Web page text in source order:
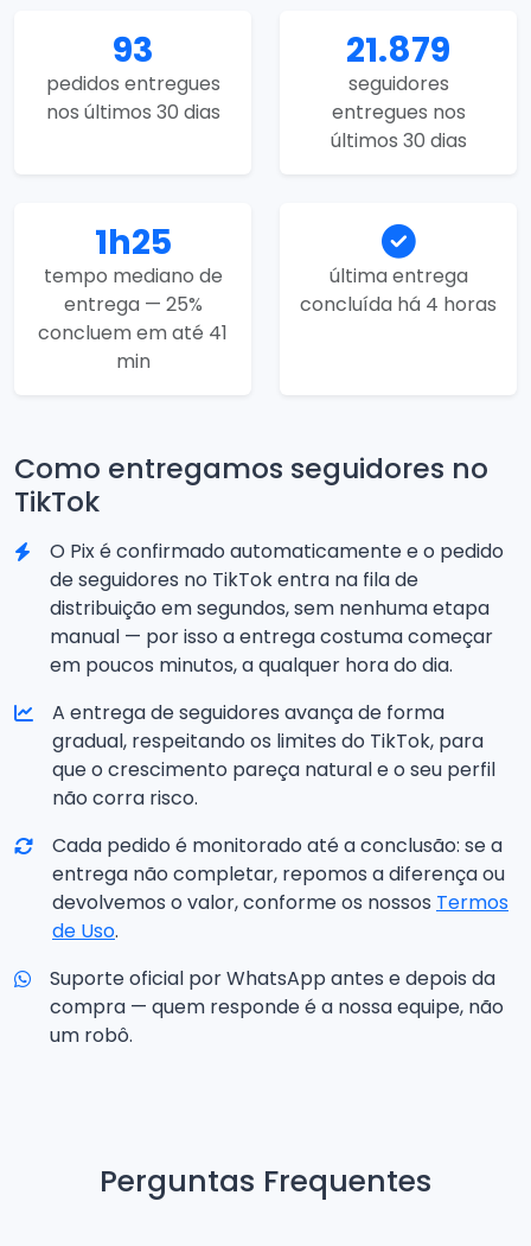
93
pedidos entregues
nos últimos 30 dias
21.879
seguidores
entregues nos
últimos 30 dias
1h25
tempo mediano de
entrega — 25%
concluem em até 41
min
última entrega
concluída há 4 horas
Como entregamos seguidores no
TikTok
O Pix é confirmado automaticamente e o pedido
de seguidores no TikTok entra na fila de
distribuição em segundos, sem nenhuma etapa
manual — por isso a entrega costuma começar
em poucos minutos, a qualquer hora do dia.
A entrega de seguidores avança de forma
gradual, respeitando os limites do TikTok, para
que o crescimento pareça natural e o seu perfil
não corra risco.
Cada pedido é monitorado até a conclusão: se a
entrega não completar, repomos a diferença ou
devolvemos o valor, conforme os nossos Termos
de Uso.
Suporte oficial por WhatsApp antes e depois da
compra — quem responde é a nossa equipe, não
um robô.
Perguntas Frequentes